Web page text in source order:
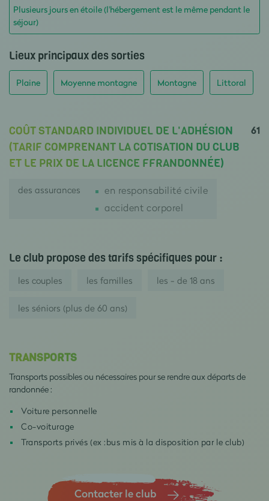
Plusieurs jours en étoile (l'hébergement est le même pendant le
séjour)
Lieux principaux des sorties
Plaine Moyenne montagne Montagne Littoral
COÛT STANDARD INDIVIDUEL DE L'ADHÉSION
(TARIF COMPRENANT LA COTISATION DU CLUB
ET LE PRIX DE LA LICENCE FFRANDONNÉE)
61
des assurances
en responsabilité civile
accident corporel
Le club propose des tarifs spécifiques pour :
les couples les familles les - de 18 ans
les séniors (plus de 60 ans)
TRANSPORTS
Transports possibles ou nécessaires pour se rendre aux départs de
randonnée :
Voiture personnelle
Co-voiturage
Transports privés (ex :bus mis à la disposition par le club)
Contacter le club